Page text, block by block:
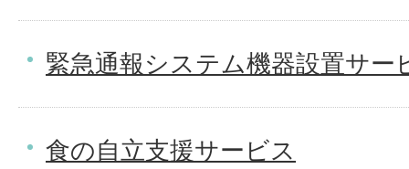
緊急通報システム機器設置サー
食の自立支援サービス